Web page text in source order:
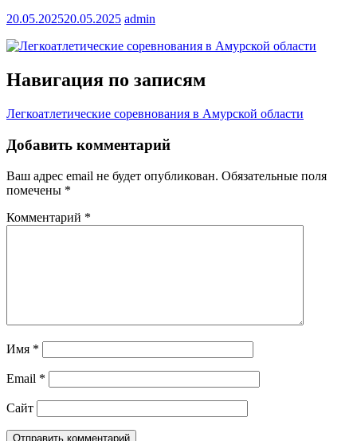
20.05.202520.05.2025 admin
Навигация по записям
Легкоатлетические соревнования в Амурской области
Добавить комментарий
Ваш адрес email не будет опубликован. Обязательные поля
помечены *
Комментарий *
Имя *
Email *
Сайт